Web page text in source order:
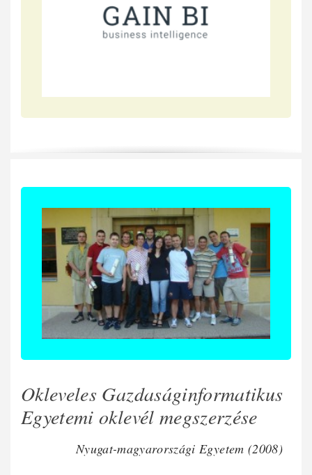
Okleveles Gazdaságinformatikus
Egyetemi oklevél megszerzése
Nyugat-magyarországi Egyetem (2008)